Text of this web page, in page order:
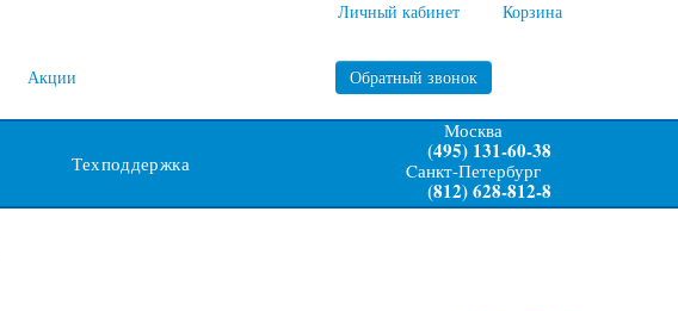
Корзина
Личный кабинет
Акции Обратный звонок
Техподдержка
Москва
(495) 131-60-38
Cанкт-Петербург
(812) 628-812-8